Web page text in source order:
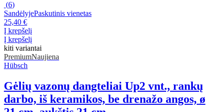
(6)
SandėlyjePaskutinis vienetas
25,40 €
Į krepšelį
Į krepšelį
kiti variantai
PremiumNaujiena
Hübsch
Gėlių vazonų dangteliai Up2 vnt., rankų
darbo, iš keramikos, be drenažo angos, ø